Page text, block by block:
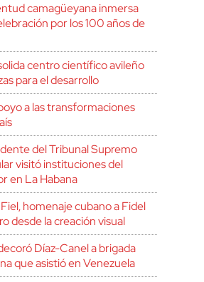
camagüeyana inmersa
por los 100 años de
centro científico avileño
para el desarrollo
a las transformaciones
del Tribunal Supremo
visitó instituciones del
en La Habana
homenaje cubano a Fidel
desde la creación visual
Díaz-Canel a brigada
que asistió en Venezuela